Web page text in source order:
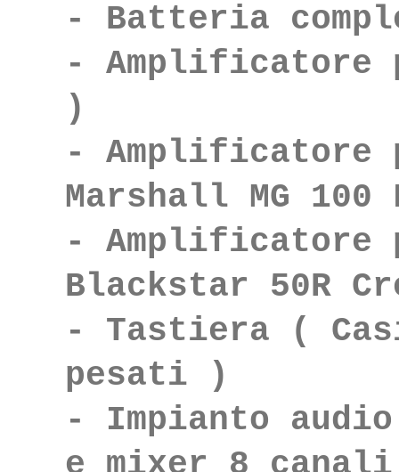
- Batteria
- Amplificatore
)
-
Marshall MG 100
-
Blackstar 50R
- Tastiera (
pesati )
- Impianto